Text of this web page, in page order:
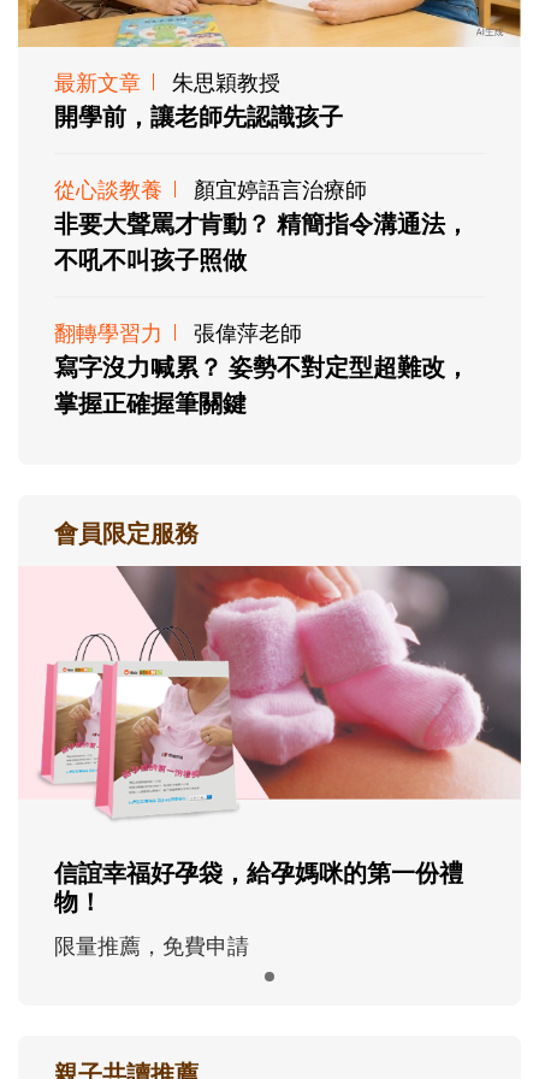
最新文章 朱思穎教授
開學前，讓老師先認識孩子
從心談教養 顏宜婷語言治療師
非要大聲罵才肯動？ 精簡指令溝通法，
不吼不叫孩子照做
翻轉學習力 張偉萍老師
寫字沒力喊累？ 姿勢不對定型超難改，
掌握正確握筆關鍵
會員限定服務
信誼幸福好孕袋，給孕媽咪的第一份禮
物！
限量推薦，免費申請